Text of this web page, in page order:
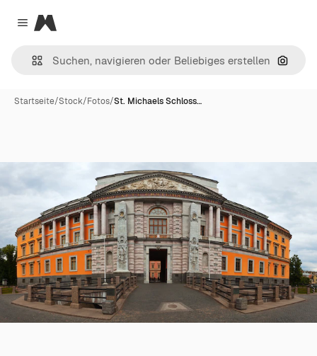
Close menu
Magnific
Nach
Startseite/Stock/Fotos/St. Michaels Schloss…